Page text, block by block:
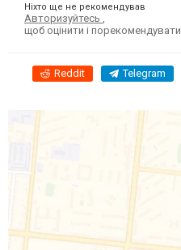
Ніхто ще не рекомендував
Авторизуйтесь
щоб оцінити і порекомендувати
Reddit Telegram